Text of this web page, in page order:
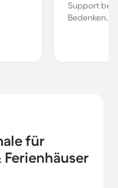
Support bei
Bedenken.
für